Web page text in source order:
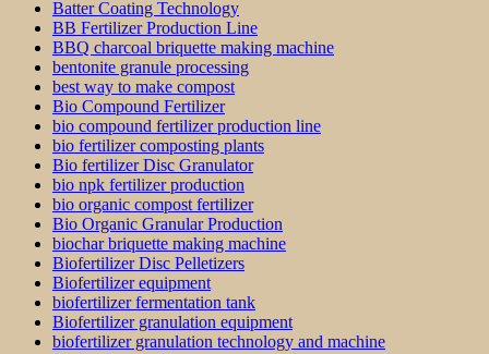
Batter Coating Technology
BB Fertilizer Production Line
BBQ charcoal briquette making machine
bentonite granule processing
best way to make compost
Bio Compound Fertilizer
bio compound fertilizer production line
bio fertilizer composting plants
Bio fertilizer Disc Granulator
bio npk fertilizer production
bio organic compost fertilizer
Bio Organic Granular Production
biochar briquette making machine
Biofertilizer Disc Pelletizers
Biofertilizer equipment
biofertilizer fermentation tank
Biofertilizer granulation equipment
biofertilizer granulation technology and machine